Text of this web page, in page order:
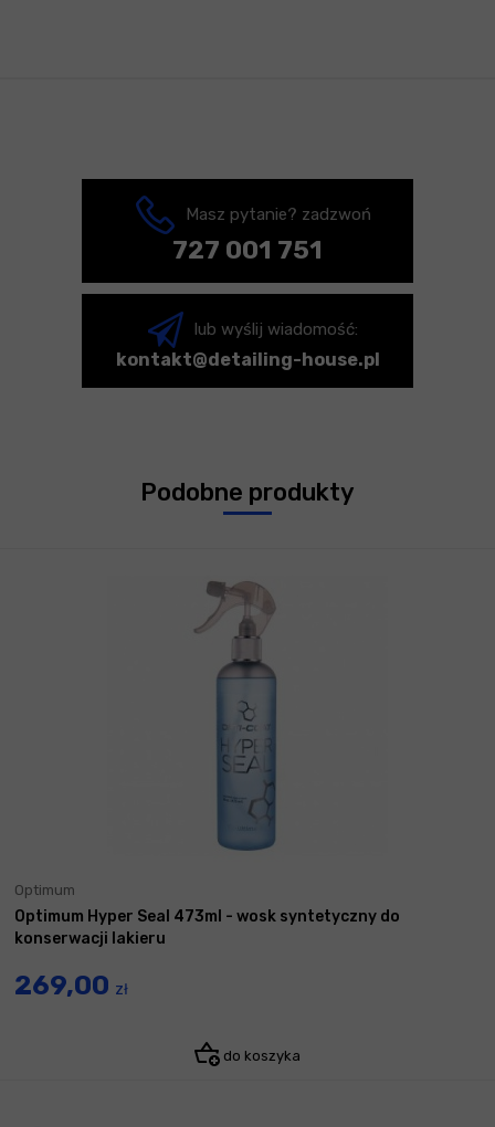
Masz pytanie? zadzwoń
727 001 751
lub wyślij wiadomość:
kontakt@detailing-house.pl
Podobne produkty
Optimum
Optimum Hyper Seal 473ml - wosk syntetyczny do
konserwacji lakieru
269,00 zł
do koszyka